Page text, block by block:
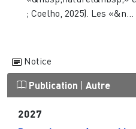
; Coelho, 2025). Les «&n...
Notice
Publication | Autre
2027